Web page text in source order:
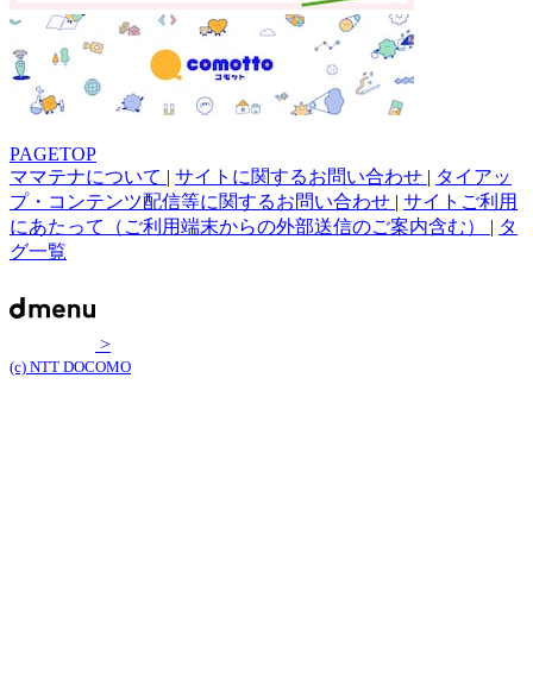
PAGETOP
ママテナについて | サイトに関するお問い合わせ | タイアッ
プ・コンテンツ配信等に関するお問い合わせ | サイトご利用
にあたって（ご利用端末からの外部送信のご案内含む） | タ
グ一覧
>
(c) NTT DOCOMO